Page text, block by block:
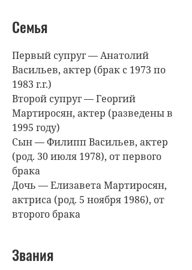
Семья
Первый супруг — Анатолий
Васильев, актер (брак с 1973 по
1983 г.г.)
Второй супруг — Георгий
Мартиросян, актер (разведены в
1995 году)
Сын — Филипп Васильев, актер
(род. 30 июля 1978), от первого
брака
Дочь — Елизавета Мартиросян,
актриса (род. 5 ноября 1986), от
второго брака
Звания